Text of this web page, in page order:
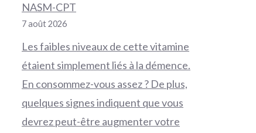
NASM-CPT
7 août 2026
Les faibles niveaux de cette vitamine
étaient simplement liés à la démence.
En consommez-vous assez ? De plus,
quelques signes indiquent que vous
devrez peut-être augmenter votre